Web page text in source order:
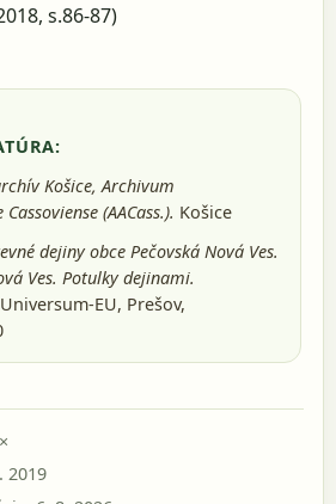
s.86-87)
Košice, Archivum
(AACass.). Košice
dejiny obce Pečovská Nová Ves.
Ves. Potulky dejinami.
EU, Prešov,
2019